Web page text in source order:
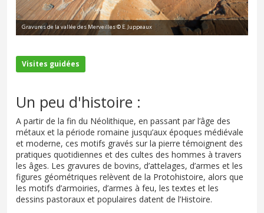
Gravures de la vallée des Merveilles © E. Juppeaux
Visites guidées
Un peu d'histoire :
A partir de la fin du Néolithique, en passant par l’âge des
métaux et la période romaine jusqu’aux époques médiévale
et moderne, ces motifs gravés sur la pierre témoignent des
pratiques quotidiennes et des cultes des hommes à travers
les âges. Les gravures de bovins, d’attelages, d’armes et les
figures géométriques relèvent de la Protohistoire, alors que
les motifs d’armoiries, d’armes à feu, les textes et les
dessins pastoraux et populaires datent de l’Histoire.